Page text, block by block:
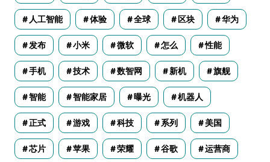
人工智能 体验 全球 区块 华为
发布 小米 微软 怎么 性能
手机 技术 数智网 新机 旗舰
智能 智能家居 曝光 机器人
正式 游戏 科技 系列 美国
芯片 苹果 荣耀 谷歌 运营商